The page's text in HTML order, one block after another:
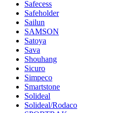
Safecess
Safeholder
Sailun
SAMSON
Satoya
Sava
Shouhang
Sicuro
Simpeco
Smartstone
Solideal
Solideal/Rodaco